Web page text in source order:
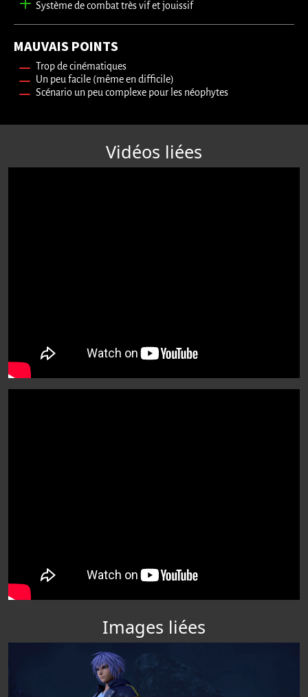
Système de combat très vif et jouissif
MAUVAIS POINTS
Trop de cinématiques
Un peu facile (même en difficile)
Scénario un peu complexe pour les néophytes
Vidéos liées
Images liées